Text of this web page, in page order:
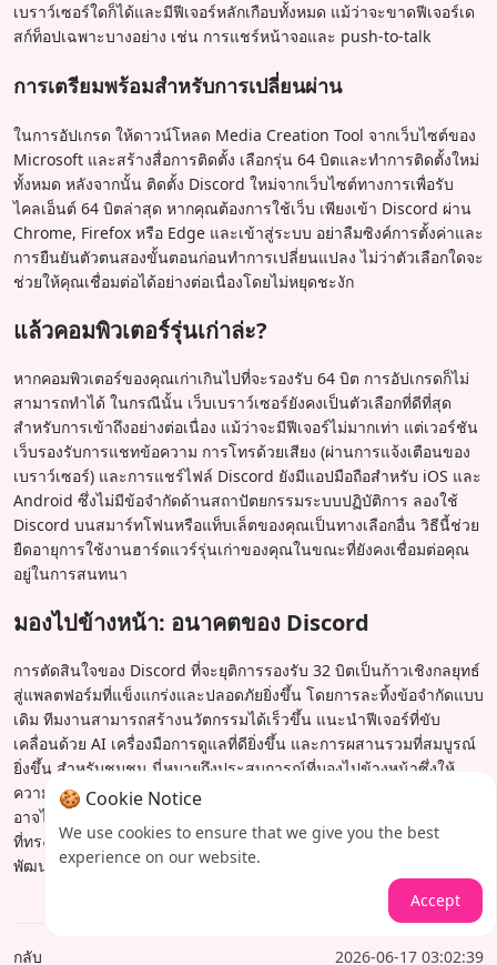
เบราว์เซอร์ใดก็ได้และมีฟีเจอร์หลักเกือบทั้งหมด แม้ว่าจะขาดฟีเจอร์เด
สก์ท็อปเฉพาะบางอย่าง เช่น การแชร์หน้าจอและ push-to-talk
การเตรียมพร้อมสำหรับการเปลี่ยนผ่าน
ในการอัปเกรด ให้ดาวน์โหลด Media Creation Tool จากเว็บไซต์ของ
Microsoft และสร้างสื่อการติดตั้ง เลือกรุ่น 64 บิตและทำการติดตั้งใหม่
ทั้งหมด หลังจากนั้น ติดตั้ง Discord ใหม่จากเว็บไซต์ทางการเพื่อรับ
ไคลเอ็นต์ 64 บิตล่าสุด หากคุณต้องการใช้เว็บ เพียงเข้า Discord ผ่าน
Chrome, Firefox หรือ Edge และเข้าสู่ระบบ อย่าลืมซิงค์การตั้งค่าและ
การยืนยันตัวตนสองขั้นตอนก่อนทำการเปลี่ยนแปลง ไม่ว่าตัวเลือกใดจะ
ช่วยให้คุณเชื่อมต่อได้อย่างต่อเนื่องโดยไม่หยุดชะงัก
แล้วคอมพิวเตอร์รุ่นเก่าล่ะ?
หากคอมพิวเตอร์ของคุณเก่าเกินไปที่จะรองรับ 64 บิต การอัปเกรดก็ไม่
สามารถทำได้ ในกรณีนั้น เว็บเบราว์เซอร์ยังคงเป็นตัวเลือกที่ดีที่สุด
สำหรับการเข้าถึงอย่างต่อเนื่อง แม้ว่าจะมีฟีเจอร์ไม่มากเท่า แต่เวอร์ชัน
เว็บรองรับการแชทข้อความ การโทรด้วยเสียง (ผ่านการแจ้งเตือนของ
เบราว์เซอร์) และการแชร์ไฟล์ Discord ยังมีแอปมือถือสำหรับ iOS และ
Android ซึ่งไม่มีข้อจำกัดด้านสถาปัตยกรรมระบบปฏิบัติการ ลองใช้
Discord บนสมาร์ทโฟนหรือแท็บเล็ตของคุณเป็นทางเลือกอื่น วิธีนี้ช่วย
ยืดอายุการใช้งานฮาร์ดแวร์รุ่นเก่าของคุณในขณะที่ยังคงเชื่อมต่อคุณ
อยู่ในการสนทนา
มองไปข้างหน้า: อนาคตของ Discord
การตัดสินใจของ Discord ที่จะยุติการรองรับ 32 บิตเป็นก้าวเชิงกลยุทธ์
สู่แพลตฟอร์มที่แข็งแกร่งและปลอดภัยยิ่งขึ้น โดยการละทิ้งข้อจำกัดแบบ
เดิม ทีมงานสามารถสร้างนวัตกรรมได้เร็วขึ้น แนะนำฟีเจอร์ที่ขับ
เคลื่อนด้วย AI เครื่องมือการดูแลที่ดียิ่งขึ้น และการผสานรวมที่สมบูรณ์
ยิ่งขึ้น สำหรับชุมชน นี่หมายถึงประสบการณ์ที่มองไปข้างหน้าซึ่งให้
ความสำคัญกับประสิทธิภาพและความปลอดภัย แม้ว่าการเปลี่ยนแปลง
อาจไม่สะดวก แต่การ embrace ระบบนิเวศ 64 บิตเปิดประตูสู่ Discord
ที่ทรงพลังและสนุกยิ่งขึ้น – ที่เติบโตไปพร้อมกับภูมิทัศน์ดิจิทัลที่กำลัง
พัฒนา
กลับ 2026-06-17 03:02:39
🍪 Cookie Notice
We use cookies to ensure that we give you the best
experience on our website.
Accept